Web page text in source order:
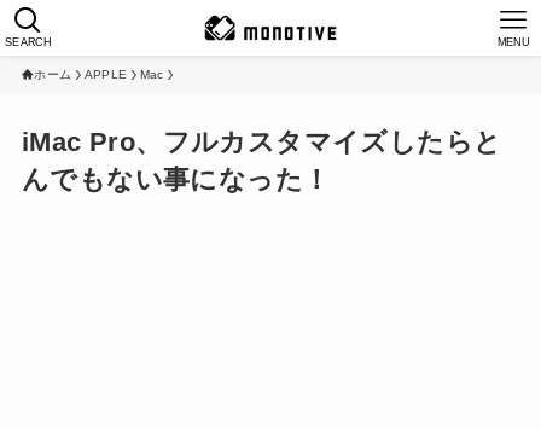
SEARCH MENU
ホーム APPLE Mac
iMac Pro、フルカスタマイズしたらと
んでもない事になった！